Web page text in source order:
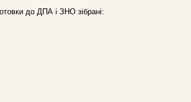
до ДПА і ЗНО зібрані: